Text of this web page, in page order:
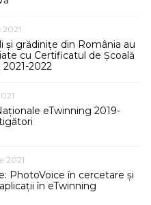
și grădinițe din România au
cu Certificatul de Școală
2022
eTwinning 2019-
2021
PhotoVoice în cercetare și
în eTwinning